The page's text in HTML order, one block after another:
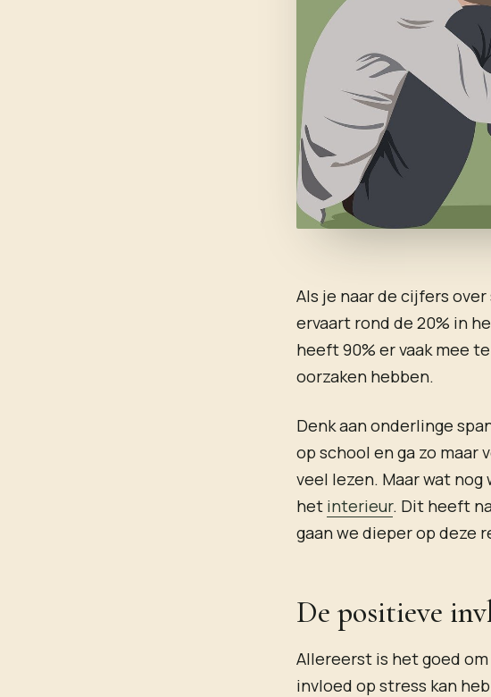
Als je naar de cijfers
ervaart rond de 20% in
heeft 90% er vaak mee
oorzaken hebben.
Denk aan onderlinge
op school en ga zo maar
veel lezen. Maar wat
het interieur. Dit heeft
gaan we dieper op deze
De positieve
Allereerst is het goed
invloed op stress kan